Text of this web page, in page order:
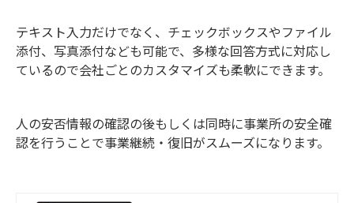
テキスト入力だけでなく、チェックボックスやファイル
添付、写真添付なども可能で、多様な回答方式に対応し
ているので会社ごとのカスタマイズも柔軟にできます。
人の安否情報の確認の後もしくは同時に事業所の安全確
認を行うことで事業継続・復旧がスムーズになります。